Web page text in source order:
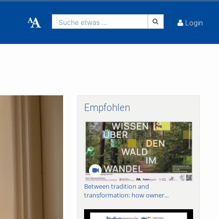
Suche etwas ... Login
Empfohlen
Between tradition and
transformation: how owner...